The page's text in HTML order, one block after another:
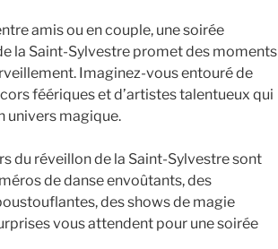
amis ou en couple, une soirée
la Saint-Sylvestre promet des moments
Imaginez-vous entouré de
féériques et d’artistes talentueux qui
univers magique.
du réveillon de la Saint-Sylvestre sont
de danse envoûtants, des
des shows de magie
vous attendent pour une soirée